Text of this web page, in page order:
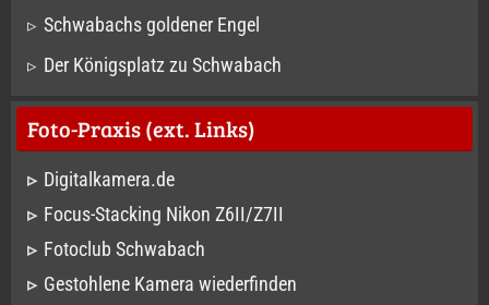
Schwabachs goldener Engel
Der Königsplatz zu Schwabach
Foto-Praxis (ext. Links)
Digitalkamera.de
Focus-Stacking Nikon Z6II/Z7II
Fotoclub Schwabach
Gestohlene Kamera wiederfinden